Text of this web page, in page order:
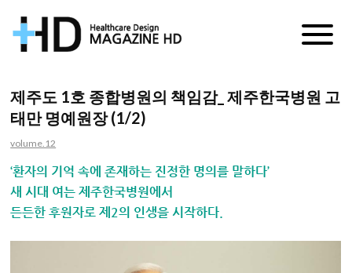
거
진
제주도 1호 종합병원의 책임감_ 제주한국병원 고
태만 명예원장 (1/2)
volume.12
‘환자의 기억 속에 존재하는 진정한 명의를 말하다’
새 시대 여는 제주한국병원에서
든든한 후원자로 제2의 인생을 시작하다.